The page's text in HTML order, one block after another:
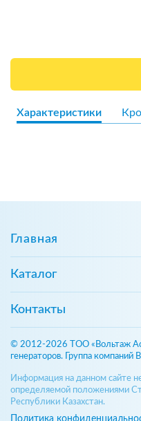
Характеристики
Главная
Каталог
Контакты
© 2012-2026 ТОО «Вольтаж
генераторов. Группа компаний
Информация на данном сайте
определяемой положениями
Республики Казахстан.
Политика